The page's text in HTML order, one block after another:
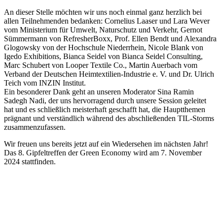
An dieser Stelle möchten wir uns noch einmal ganz herzlich bei
allen Teilnehmenden bedanken: Cornelius Laaser und Lara Wever
vom Ministerium für Umwelt, Naturschutz und Verkehr, Gernot
Sümmermann von RefresherBoxx, Prof. Ellen Bendt und Alexandra
Glogowsky von der Hochschule Niederrhein, Nicole Blank von
Igedo Exhibitions, Bianca Seidel von Bianca Seidel Consulting,
Marc Schubert von Looper Textile Co., Martin Auerbach vom
Verband der Deutschen Heimtextilien-Industrie e. V. und Dr. Ulrich
Teich vom INZIN Institut.
Ein besonderer Dank geht an unseren Moderator Sina Ramin
Sadegh Nadi, der uns hervorragend durch unsere Session geleitet
hat und es schließlich meisterhaft geschafft hat, die Hauptthemen
prägnant und verständlich während des abschließenden TIL-Storms
zusammenzufassen.
Wir freuen uns bereits jetzt auf ein Wiedersehen im nächsten Jahr!
Das 8. Gipfeltreffen der Green Economy wird am 7. November
2024 stattfinden.